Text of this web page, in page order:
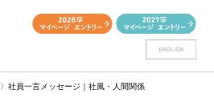
〉社員一言メッセージ｜社風・人間関係